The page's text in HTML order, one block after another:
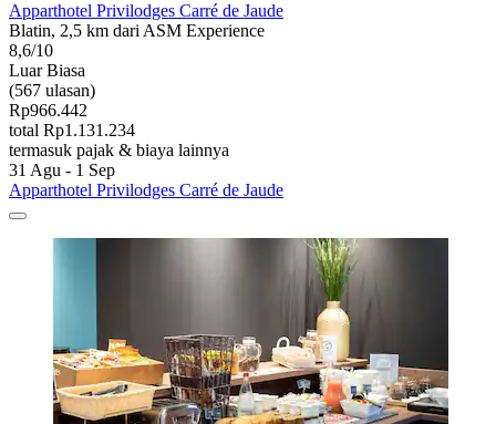
Apparthotel Privilodges Carré de Jaude
Blatin, 2,5 km dari ASM Experience
8,6/10
Luar Biasa
(567 ulasan)
Rp966.442
total Rp1.131.234
termasuk pajak & biaya lainnya
31 Agu - 1 Sep
Apparthotel Privilodges Carré de Jaude